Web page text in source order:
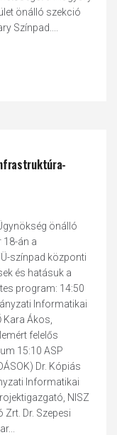
önálló szekció
Színpad....
önálló
án a
színpad központi
és hatásuk a
program: 14:50
Informatikai
Kara Ákos,
felelős
15:10 ASP
Dr. Kópiás
Informatikai
NISZ
Dr. Szepesi